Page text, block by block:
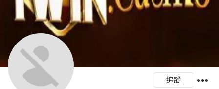
追蹤